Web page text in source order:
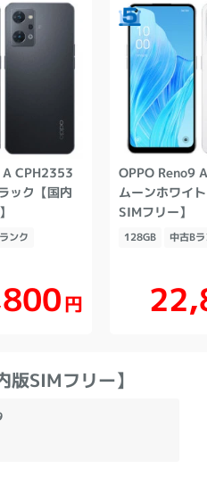
A CPH2353
ック【国内
ンク
円
OPPO Reno9
ムーンホワイ
SIMフリー】
128GB 中古B
SIMフリー】